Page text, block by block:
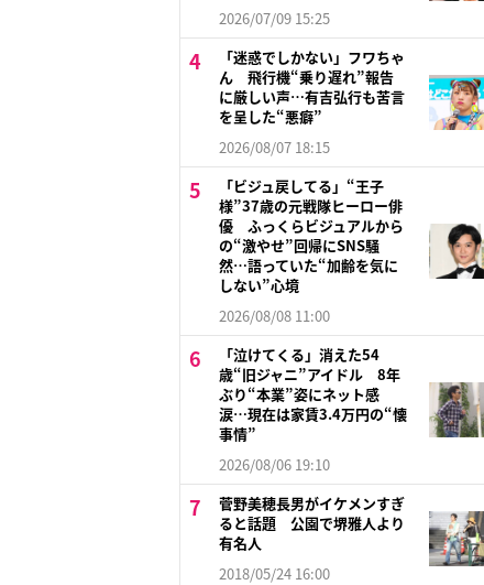
2026/07/09 15:25
「迷惑でしかない」フワちゃ
ん 飛行機“乗り遅れ”報告
に厳しい声…有吉弘行も苦言
を呈した“悪癖”
2026/08/07 18:15
「ビジュ戻してる」“王子
様”37歳の元戦隊ヒーロー俳
優 ふっくらビジュアルから
の“激やせ”回帰にSNS騒
然…語っていた“加齢を気に
しない”心境
2026/08/08 11:00
「泣けてくる」消えた54
歳“旧ジャニ”アイドル 8年
ぶり“本業”姿にネット感
涙…現在は家賃3.4万円の“懐
事情”
2026/08/06 19:10
菅野美穂長男がイケメンすぎ
ると話題 公園で堺雅人より
有名人
2018/05/24 16:00